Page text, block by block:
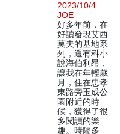
2023/10/4
JOE
好多年前，在
好讀發現艾西
莫夫的基地系
列，還有科小
說海伯利昂，
讓我在年輕歲
月，住在忠孝
東路旁玉成公
園附近的時
候，獲得了很
多閱讀的樂
趣。時隔多